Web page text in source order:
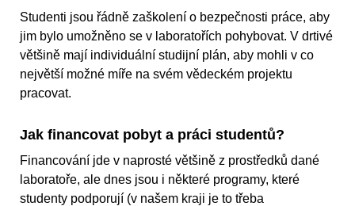
Studenti jsou řádně zaškolení o bezpečnosti práce, aby
jim bylo umožněno se v laboratořích pohybovat. V drtivé
většině mají individuální studijní plán, aby mohli v co
největší možné míře na svém vědeckém projektu
pracovat.
Jak financovat pobyt a práci studentů?
Financování jde v naprosté většině z prostředků dané
laboratoře, ale dnes jsou i některé programy, které
studenty podporují (v našem kraji je to třeba